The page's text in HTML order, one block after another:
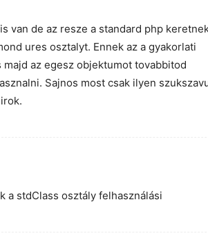
van de az resze a standard php
ures osztalyt. Ennek az a gyakorlati
az egesz objektumot tovabbitod
Sajnos most csak ilyen
a stdClass osztály felhasználási